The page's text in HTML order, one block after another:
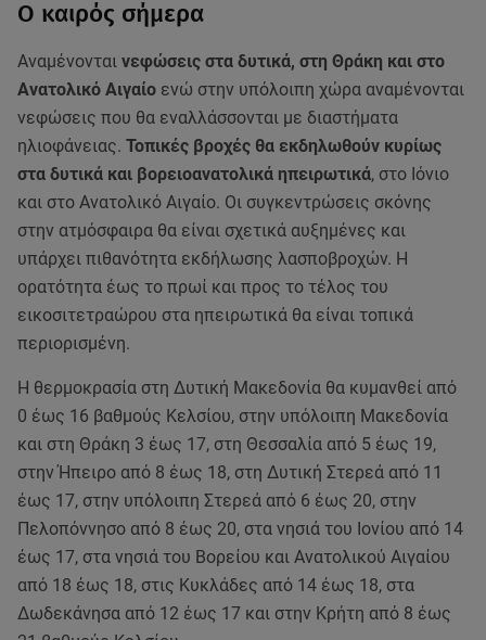
Ο καιρός σήμερα
Αναμένονται νεφώσεις στα δυτικά, στη Θράκη και στο
Ανατολικό Αιγαίο ενώ στην υπόλοιπη χώρα αναμένονται
νεφώσεις που θα εναλλάσσονται με διαστήματα
ηλιοφάνειας. Τοπικές βροχές θα εκδηλωθούν κυρίως
στα δυτικά και βορειοανατολικά ηπειρωτικά, στο Ιόνιο
και στο Ανατολικό Αιγαίο. Οι συγκεντρώσεις σκόνης
στην ατμόσφαιρα θα είναι σχετικά αυξημένες και
υπάρχει πιθανότητα εκδήλωσης λασποβροχών. Η
ορατότητα έως το πρωί και προς το τέλος του
εικοσιτετραώρου στα ηπειρωτικά θα είναι τοπικά
περιορισμένη.
Η θερμοκρασία στη Δυτική Μακεδονία θα κυμανθεί από
0 έως 16 βαθμούς Κελσίου, στην υπόλοιπη Μακεδονία
και στη Θράκη 3 έως 17, στη Θεσσαλία από 5 έως 19,
στην Ήπειρο από 8 έως 18, στη Δυτική Στερεά από 11
έως 17, στην υπόλοιπη Στερεά από 6 έως 20, στην
Πελοπόννησο από 8 έως 20, στα νησιά του Ιονίου από 14
έως 17, στα νησιά του Βορείου και Ανατολικού Αιγαίου
από 18 έως 18, στις Κυκλάδες από 14 έως 18, στα
Δωδεκάνησα από 12 έως 17 και στην Κρήτη από 8 έως